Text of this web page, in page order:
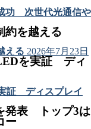
功 次世代光通信や
約を越える
える 2026年7月23日
を実証 ディ
証 ディスプレイ
発表 トップ3は
ー